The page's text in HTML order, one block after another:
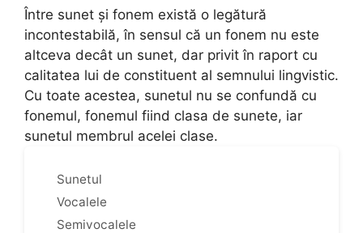
Între sunet și fonem există o legătură
incontestabilă, în sensul că un fonem nu este
altceva decât un sunet, dar privit în raport cu
calitatea lui de constituent al semnului lingvistic.
Cu toate acestea, sunetul nu se confundă cu
fonemul, fonemul fiind clasa de sunete, iar
sunetul membrul acelei clase.
Sunetul
Vocalele
Semivocalele